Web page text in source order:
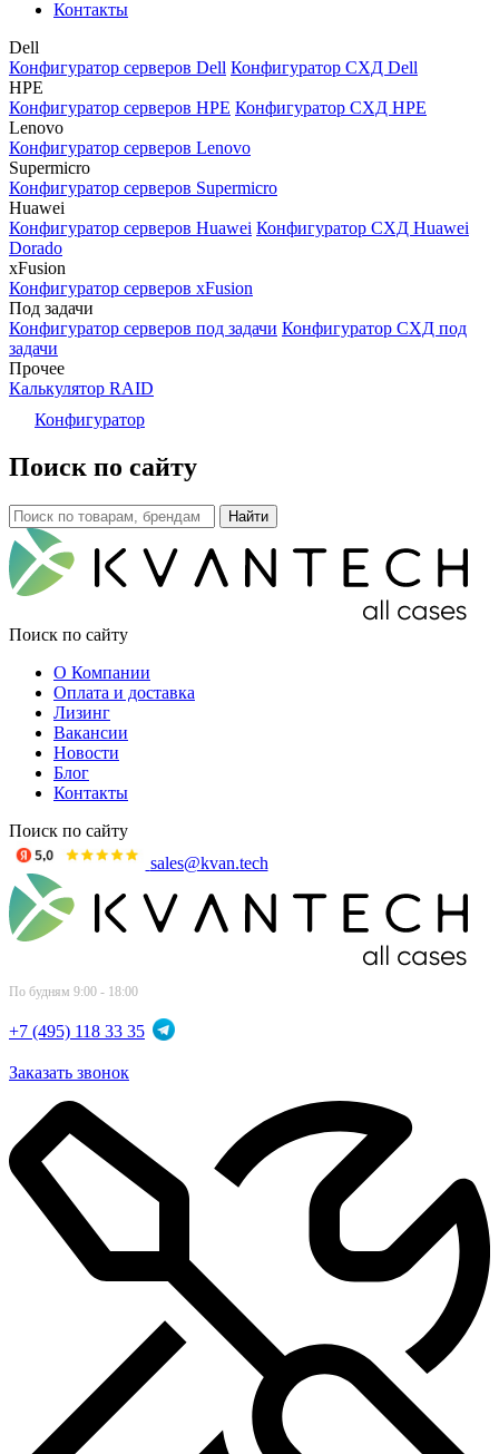
Контакты
Dell
Конфигуратор серверов Dell Конфигуратор СХД Dell
HPE
Конфигуратор серверов HPE Конфигуратор СХД HPE
Lenovo
Конфигуратор серверов Lenovo
Supermicro
Конфигуратор серверов Supermicro
Huawei
Конфигуратор серверов Huawei Конфигуратор СХД Huawei
Dorado
xFusion
Конфигуратор серверов xFusion
Под задачи
Конфигуратор серверов под задачи Конфигуратор СХД под
задачи
Прочее
Калькулятор RAID
Конфигуратор
Поиск по сайту
Поиск по сайту
О Компании
Оплата и доставка
Лизинг
Вакансии
Новости
Блог
Контакты
Поиск по сайту
sales@kvan.tech
По будням 9:00 - 18:00
+7 (495) 118 33 35
Заказать звонок